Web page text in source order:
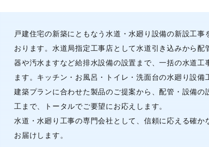
戸建住宅の新築にともなう水道・水廻り設備の新設工事
おります。水道局指定工事店として水道引き込みから配
器や汚水ますなど給排水設備の設置まで、一括の水道工
ます。キッチン・お風呂・トイレ・洗面台の水廻り設備
建築プランに合わせた製品のご提案から、配管・設備の
工まで、トータルでご要望にお応えします。
水道・水廻り工事の専門会社として、信頼に応える確か
お届けします。